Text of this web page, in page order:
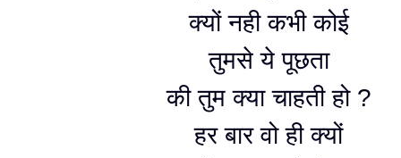
क्यों नही कभी कोई
तुमसे ये पूछता
की तुम क्या चाहती हो ?
हर बार वो ही क्यों